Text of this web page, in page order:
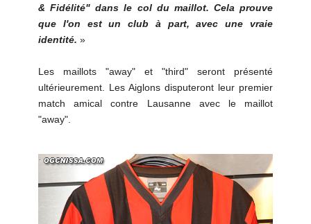
& Fidélité" dans le col du maillot. Cela prouve
que l'on est un club à part, avec une vraie
identité. »
Les maillots "away" et "third" seront présenté
ultérieurement. Les Aiglons disputeront leur premier
match amical contre Lausanne avec le maillot
"away".